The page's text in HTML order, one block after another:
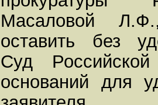
Масаловой
оставить без
Суд
оснований для